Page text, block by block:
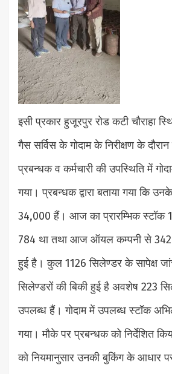
इसी प्रकार हुजूरपुर रोड कटी चौराहा
गैस सर्विस के गोदाम के निरीक्षण के
प्रबन्धक व कर्मचारी की उपस्थिति में
गया। प्रबन्धक द्वारा बताया गया कि
34,000 हैं। आज का प्रारम्भिक स्टॉक
784 था तथा आज ऑयल कम्पनी से
हुई है। कुल 1126 सिलेण्डर के सापेक्ष
सिलेण्डरों की बिकी हुई है अवशेष 223
उपलब्ध हैं। गोदाम में उपलब्ध स्टॉक
गया। मौके पर प्रबन्धक को निर्देशित
को नियमानुसार उनकी बुकिंग के आधार